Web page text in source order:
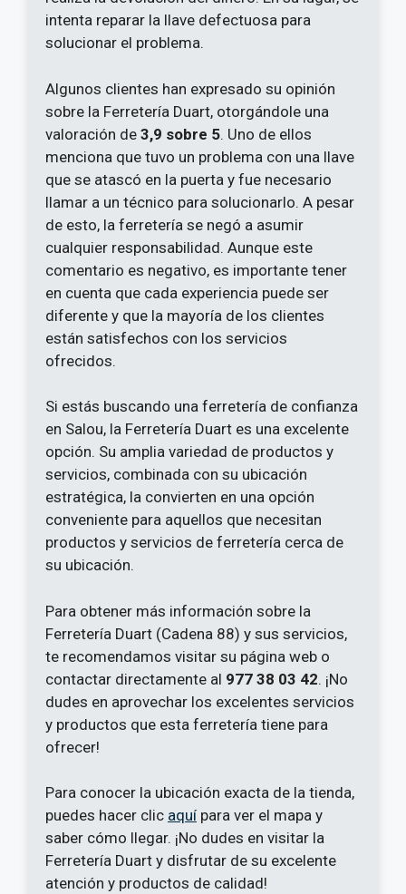
intenta reparar la llave defectuosa para
solucionar el problema.
Algunos clientes han expresado su opinión
sobre la Ferretería Duart, otorgándole una
valoración de 3,9 sobre 5. Uno de ellos
menciona que tuvo un problema con una llave
que se atascó en la puerta y fue necesario
llamar a un técnico para solucionarlo. A pesar
de esto, la ferretería se negó a asumir
cualquier responsabilidad. Aunque este
comentario es negativo, es importante tener
en cuenta que cada experiencia puede ser
diferente y que la mayoría de los clientes
están satisfechos con los servicios
ofrecidos.
Si estás buscando una ferretería de confianza
en Salou, la Ferretería Duart es una excelente
opción. Su amplia variedad de productos y
servicios, combinada con su ubicación
estratégica, la convierten en una opción
conveniente para aquellos que necesitan
productos y servicios de ferretería cerca de
su ubicación.
Para obtener más información sobre la
Ferretería Duart (Cadena 88) y sus servicios,
te recomendamos visitar su página web o
contactar directamente al 977 38 03 42. ¡No
dudes en aprovechar los excelentes servicios
y productos que esta ferretería tiene para
ofrecer!
Para conocer la ubicación exacta de la tienda,
puedes hacer clic aquí para ver el mapa y
saber cómo llegar. ¡No dudes en visitar la
Ferretería Duart y disfrutar de su excelente
atención y productos de calidad!